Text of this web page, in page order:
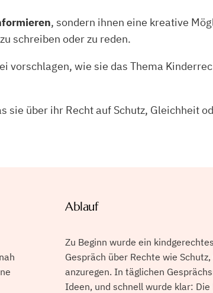
, sondern ihnen eine kreative
schreiben oder zu reden.
vorschlagen, wie sie das Thema
sie über ihr Recht auf Schutz, Gleichheit
Ablauf
Zu Beginn wurde ein
Gespräch über Rechte wie
anzuregen. In täglichen
Ideen, und schnell wurde klar: